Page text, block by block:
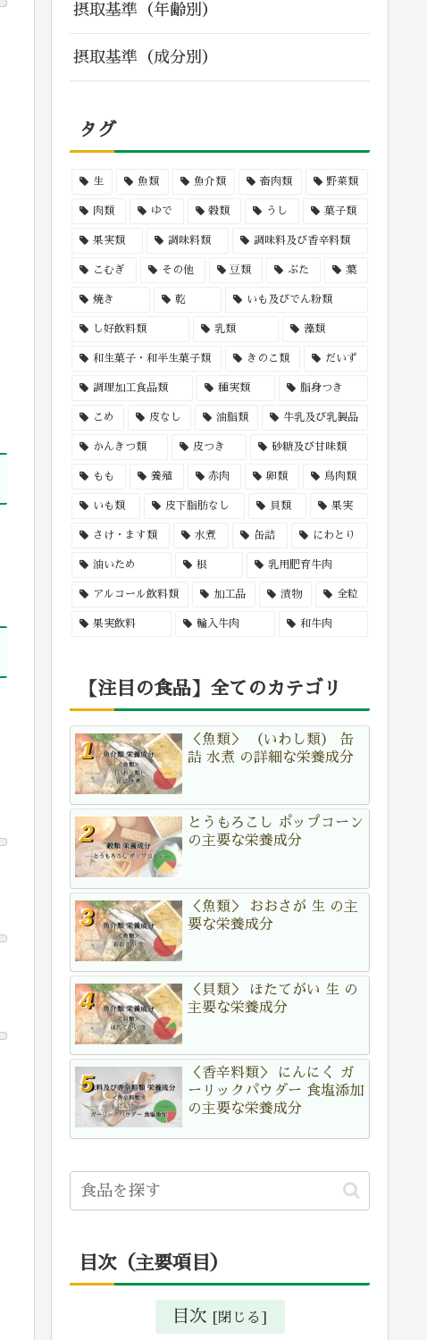
摂取基準（年齢別）
摂取基準（成分別）
タグ
生 魚類 魚介類 畜肉類 野菜類
肉類 ゆで 穀類 うし 菓子類
果実類 調味料類 調味料及び香辛料類
こむぎ その他 豆類 ぶた 葉
焼き 乾 いも及びでん粉類
し好飲料類 乳類 藻類
和生菓子・和半生菓子類 きのこ類 だいず
調理加工食品類 種実類 脂身つき
こめ 皮なし 油脂類 牛乳及び乳製品
かんきつ類 皮つき 砂糖及び甘味類
もも 養殖 赤肉 卵類 鳥肉類
いも類 皮下脂肪なし 貝類 果実
さけ・ます類 水煮 缶詰 にわとり
油いため 根 乳用肥育牛肉
アルコール飲料類 加工品 漬物 全粒
果実飲料 輸入牛肉 和牛肉
【注目の食品】全てのカテゴリ
＜魚類＞ （いわし類） 缶
詰 水煮 の詳細な栄養成分
とうもろこし ポップコーン
の主要な栄養成分
＜魚類＞ おおさが 生 の主
要な栄養成分
＜貝類＞ ほたてがい 生 の
主要な栄養成分
＜香辛料類＞ にんにく ガ
ーリックパウダー 食塩添加
の主要な栄養成分
目次（主要項目）
目次